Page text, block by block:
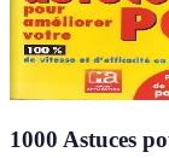
1000 Astuces